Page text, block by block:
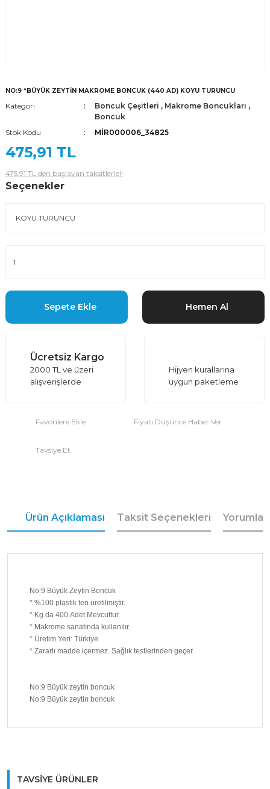
NO:9 *BÜYÜK ZEYTİN MAKROME BONCUK (440 AD) KOYU TURUNCU
Kategori Boncuk Çeşitleri , Makrome Boncukları ,
Boncuk
Stok Kodu
MİR000006_34825
475,91 TL
475,91 TL den başlayan taksitlerle!!
Seçenekler
Sepete Ekle Hemen Al
Ücretsiz Kargo
2000 TL ve üzeri
alışverişlerde
Hijyen kurallarına
uygun paketleme
Fiyatı Düşünce Haber Ver
Tavsiye Et
Ürün Açıklaması Taksit Seçenekleri Yorumlar
No:9 Büyük Zeytin Boncuk
* %100 plastik ten üretilmiştir.
* Kg da 400 Adet Mevcuttur.
* Makrome sanatında kullanılır.
* Üretim Yeri: Türkiye
* Zararlı madde içermez. Sağlık testlerinden geçer.
No:9 Büyük zeytin boncuk
No:9 Büyük zeytin boncuk
TAVSİYE ÜRÜNLER